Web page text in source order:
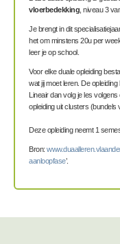
vloerbedekking , niveau 3
Je brengt in dit
het om minstens 20u per
leer je op school.
Voor elke duale opleiding
wat jij moet leren. De
Lineair dan volg je les
opleiding uit clusters (bundels
Deze opleiding neemt 1
Bron:
aanloopfase’.